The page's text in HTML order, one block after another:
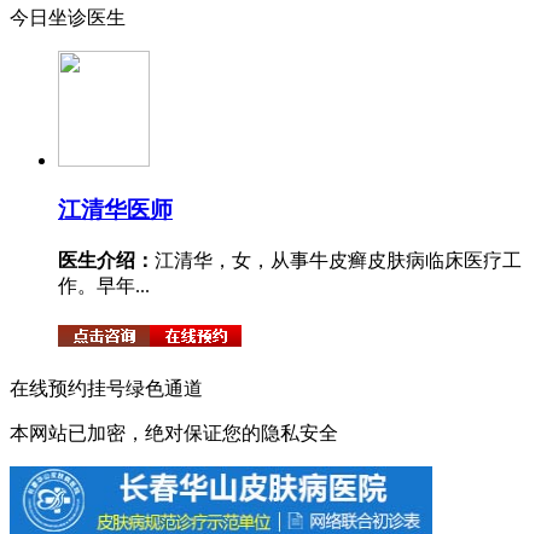
今日坐诊医生
江清华医师
医生介绍： 江清华，女，从事牛皮癣皮肤病临床医疗工
作。早年...
在线预约挂号绿色通道
本网站已加密，绝对保证您的隐私安全